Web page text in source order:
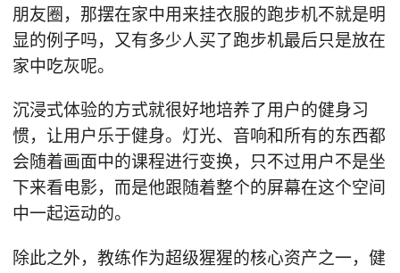
朋友圈，那摆在家中用来挂衣服的跑步机不就是明
显的例子吗，又有多少人买了跑步机最后只是放在
家中吃灰呢。
沉浸式体验的方式就很好地培养了用户的健身习
惯，让用户乐于健身。灯光、音响和所有的东西都
会随着画面中的课程进行变换，只不过用户不是坐
下来看电影，而是他跟随着整个的屏幕在这个空间
中一起运动的。
除此之外，教练作为超级猩猩的核心资产之一，健